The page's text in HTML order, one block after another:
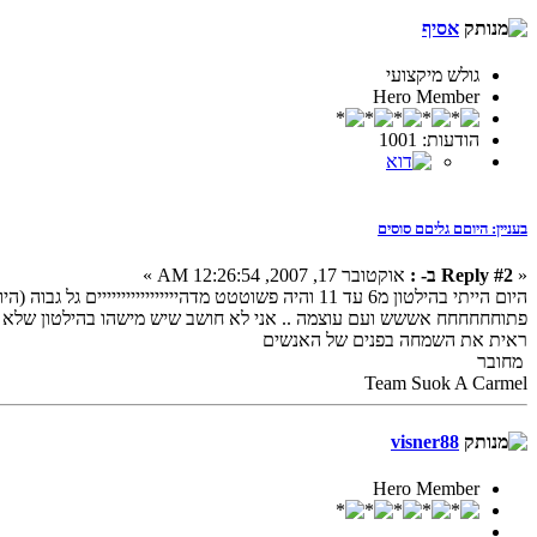
אסיף
גולש מיקצועי
Hero Member
הודעות: 1001
בעניין: היוםם גליםם סוסים
« Reply #2 ב- :
אוקטובר 17, 2007, 12:26:54 AM »
היום הייתי בהילטון מ6 עד 11 והיה פשוטטט מדהייייייייייייייייים גל גבוה (היו התקפות של 70 מידי פעם)
פתוחחחחחח אששש ועם עוצמה .. אני לא חושב שיש מישהו בהילטון שלא
ראית את השמחה בפנים של האנשים
מחובר
Team Suok A Carmel
visner88
Hero Member